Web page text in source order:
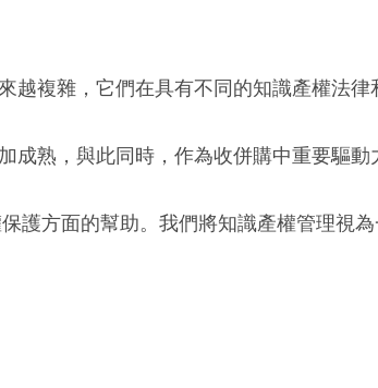
越複雜，它們在具有不同的知識產權法
成熟，與此同時，作為收併購中重要驅
護方面的幫助。我們將知識產權管理視